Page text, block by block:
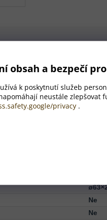
obsah a bezpečí
k poskytnutí služeb
neustále zlepšovat
privacy .
víčkem a silikonovým
Ne
Ne